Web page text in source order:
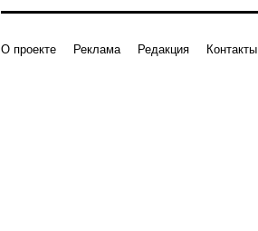
О проекте Реклама Редакция Контакты